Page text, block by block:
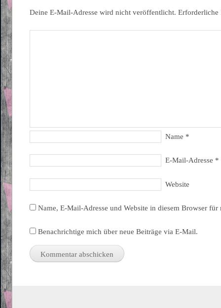
Deine E-Mail-Adresse wird nicht veröffentlicht.
Name *
E-Mail-Adresse *
Website
Name, E-Mail-Adresse und Website in diesem Browser
Benachrichtige mich über neue Beiträge via E-Mail.